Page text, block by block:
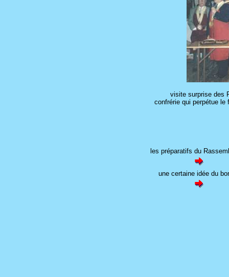
visite surprise des
confrérie qui perpétue
les préparatifs du
une certaine idée du